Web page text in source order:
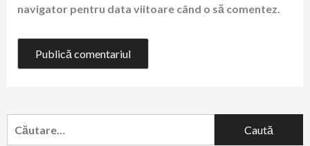
navigator pentru data viitoare când o să comentez.
după: